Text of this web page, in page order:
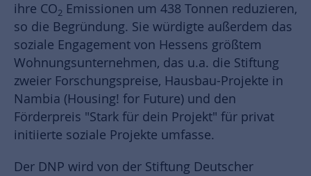
ihre CO2 Emissionen um 438 Tonnen reduzieren,
so die Begründung. Sie würdigte außerdem das
soziale Engagement von Hessens größtem
Wohnungsunternehmen, das u.a. die Stiftung
zweier Forschungspreise, Hausbau-Projekte in
Nambia (Housing! for Future) und den
Förderpreis "Stark für dein Projekt" für privat
initiierte soziale Projekte umfasse.
Der DNP wird von der Stiftung Deutscher